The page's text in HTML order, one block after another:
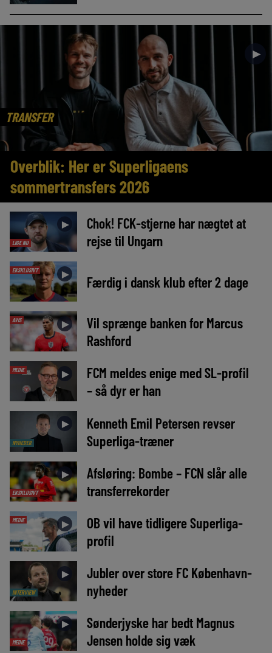
TRANSFER
►
Overblik: Her er Superligaens
sommertransfers 2026
LIGE NU
►
Chok! FCK-stjerne har nægtet at
rejse til Ungarn
EKSKLUSIVT ► Færdig i dansk klub efter 2 dage
AVIS ►
Vil sprænge banken for Marcus
Rashford
MEDIE ►
FCM meldes enige med SL-profil
– så dyr er han
NYHEDER
►
Kenneth Emil Petersen revser
Superliga-træner
EKSKLUSIVT
►
Afsløring: Bombe – FCN slår alle
transferrekorder
MEDIE ►
OB vil have tidligere Superliga-
profil
INTERVIEW
►
Jubler over store FC København-
nyheder
MEDIE
►
Sønderjyske har bedt Magnus
Jensen holde sig væk